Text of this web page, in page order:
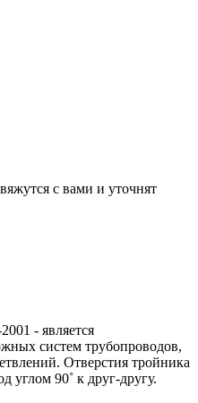
с вами и уточнят
- является
систем трубопроводов,
Отверстия тройника
углом 90˚ к друг-другу.